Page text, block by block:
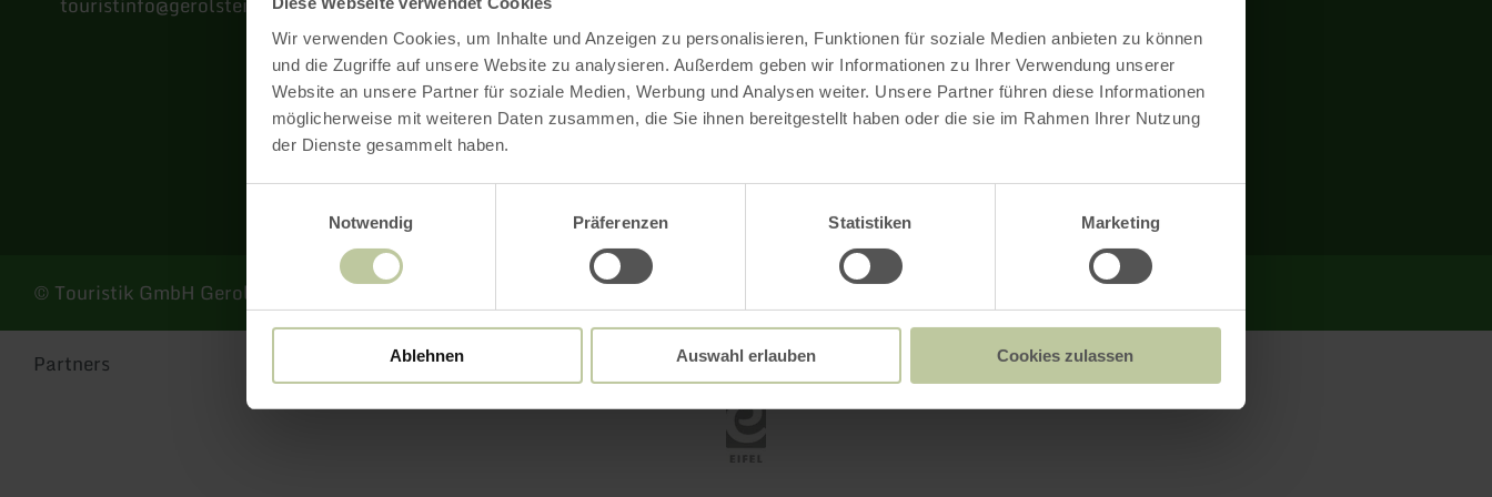
Wir verwenden Cookies, um Inhalte und Anzeigen zu personalisieren, Funktionen für soziale Medien anbieten zu können
und die Zugriffe auf unsere Website zu analysieren. Außerdem geben wir Informationen zu Ihrer Verwendung unserer
Website an unsere Partner für soziale Medien, Werbung und Analysen weiter. Unsere Partner führen diese Informationen
möglicherweise mit weiteren Daten zusammen, die Sie ihnen bereitgestellt haben oder die sie im Rahmen Ihrer Nutzung
der Dienste gesammelt haben.
Notwendig
Präferenzen Statistiken Marketing
Ablehnen Auswahl erlauben Cookies zulassen
DEENFRNL
© Touristik GmbH Gerolsteiner Land
Partners